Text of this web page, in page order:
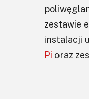
zestawie
instalacji
Pi oraz